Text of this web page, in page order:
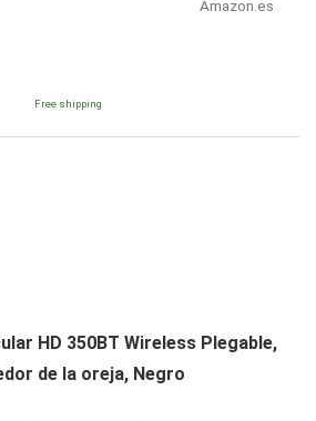
Amazon.es
Free shipping
HD 350BT Wireless Plegable,
de la oreja, Negro